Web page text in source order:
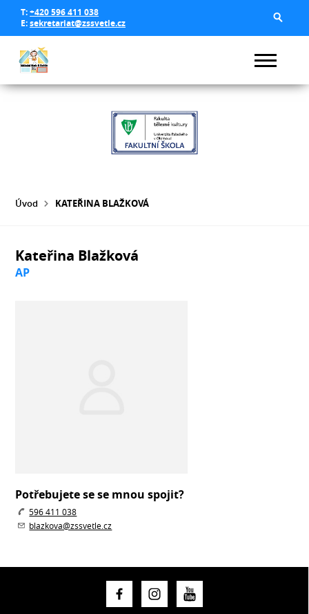
T:+420 596 411 038
E:sekretariat@zssvetle.cz
Úvod KATEŘINA BLAŽKOVÁ
Kateřina Blažková
AP
Potřebujete se se mnou spojit?
596 411 038
blazkova@zssvetle.cz